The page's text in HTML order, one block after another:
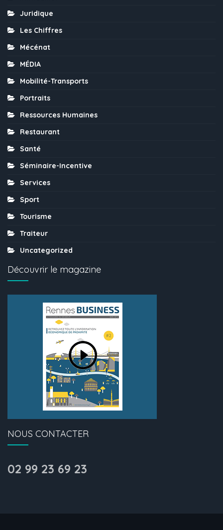
Juridique
Les Chiffres
Mécénat
MÉDIA
Mobilité-Transports
Portraits
Ressources Humaines
Restaurant
Santé
Séminaire-Incentive
Services
Sport
Tourisme
Traiteur
Uncategorized
Découvrir le magazine
NOUS CONTACTER
02 99 23 69 23